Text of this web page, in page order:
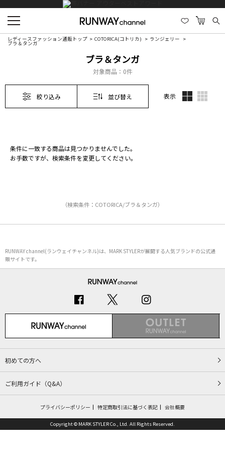
レディースファッション通販トップ COTORICA(コトリカ) ランジェリー
ブラ＆タンガ
ブラ＆タンガ
対象商品： 0件
絞り込み 並び替え 表示
条件に一致する商品は見つかりませんでした。
お手数ですが、検索条件を変更してください。
（検索条件：COTORICA/ブラ＆タンガ）
RUNWAY channel(ランウェイチャンネル)は、MARK STYLERが展開する人気ブランドの公式通
販サイトです。
初めての方へ
ご利用ガイド（Q&A）
プライバシーポリシー 特定商取引法に基づく表記 会社概要
Copyright © MARK STYLER Co., Ltd. All Rights Reserved.